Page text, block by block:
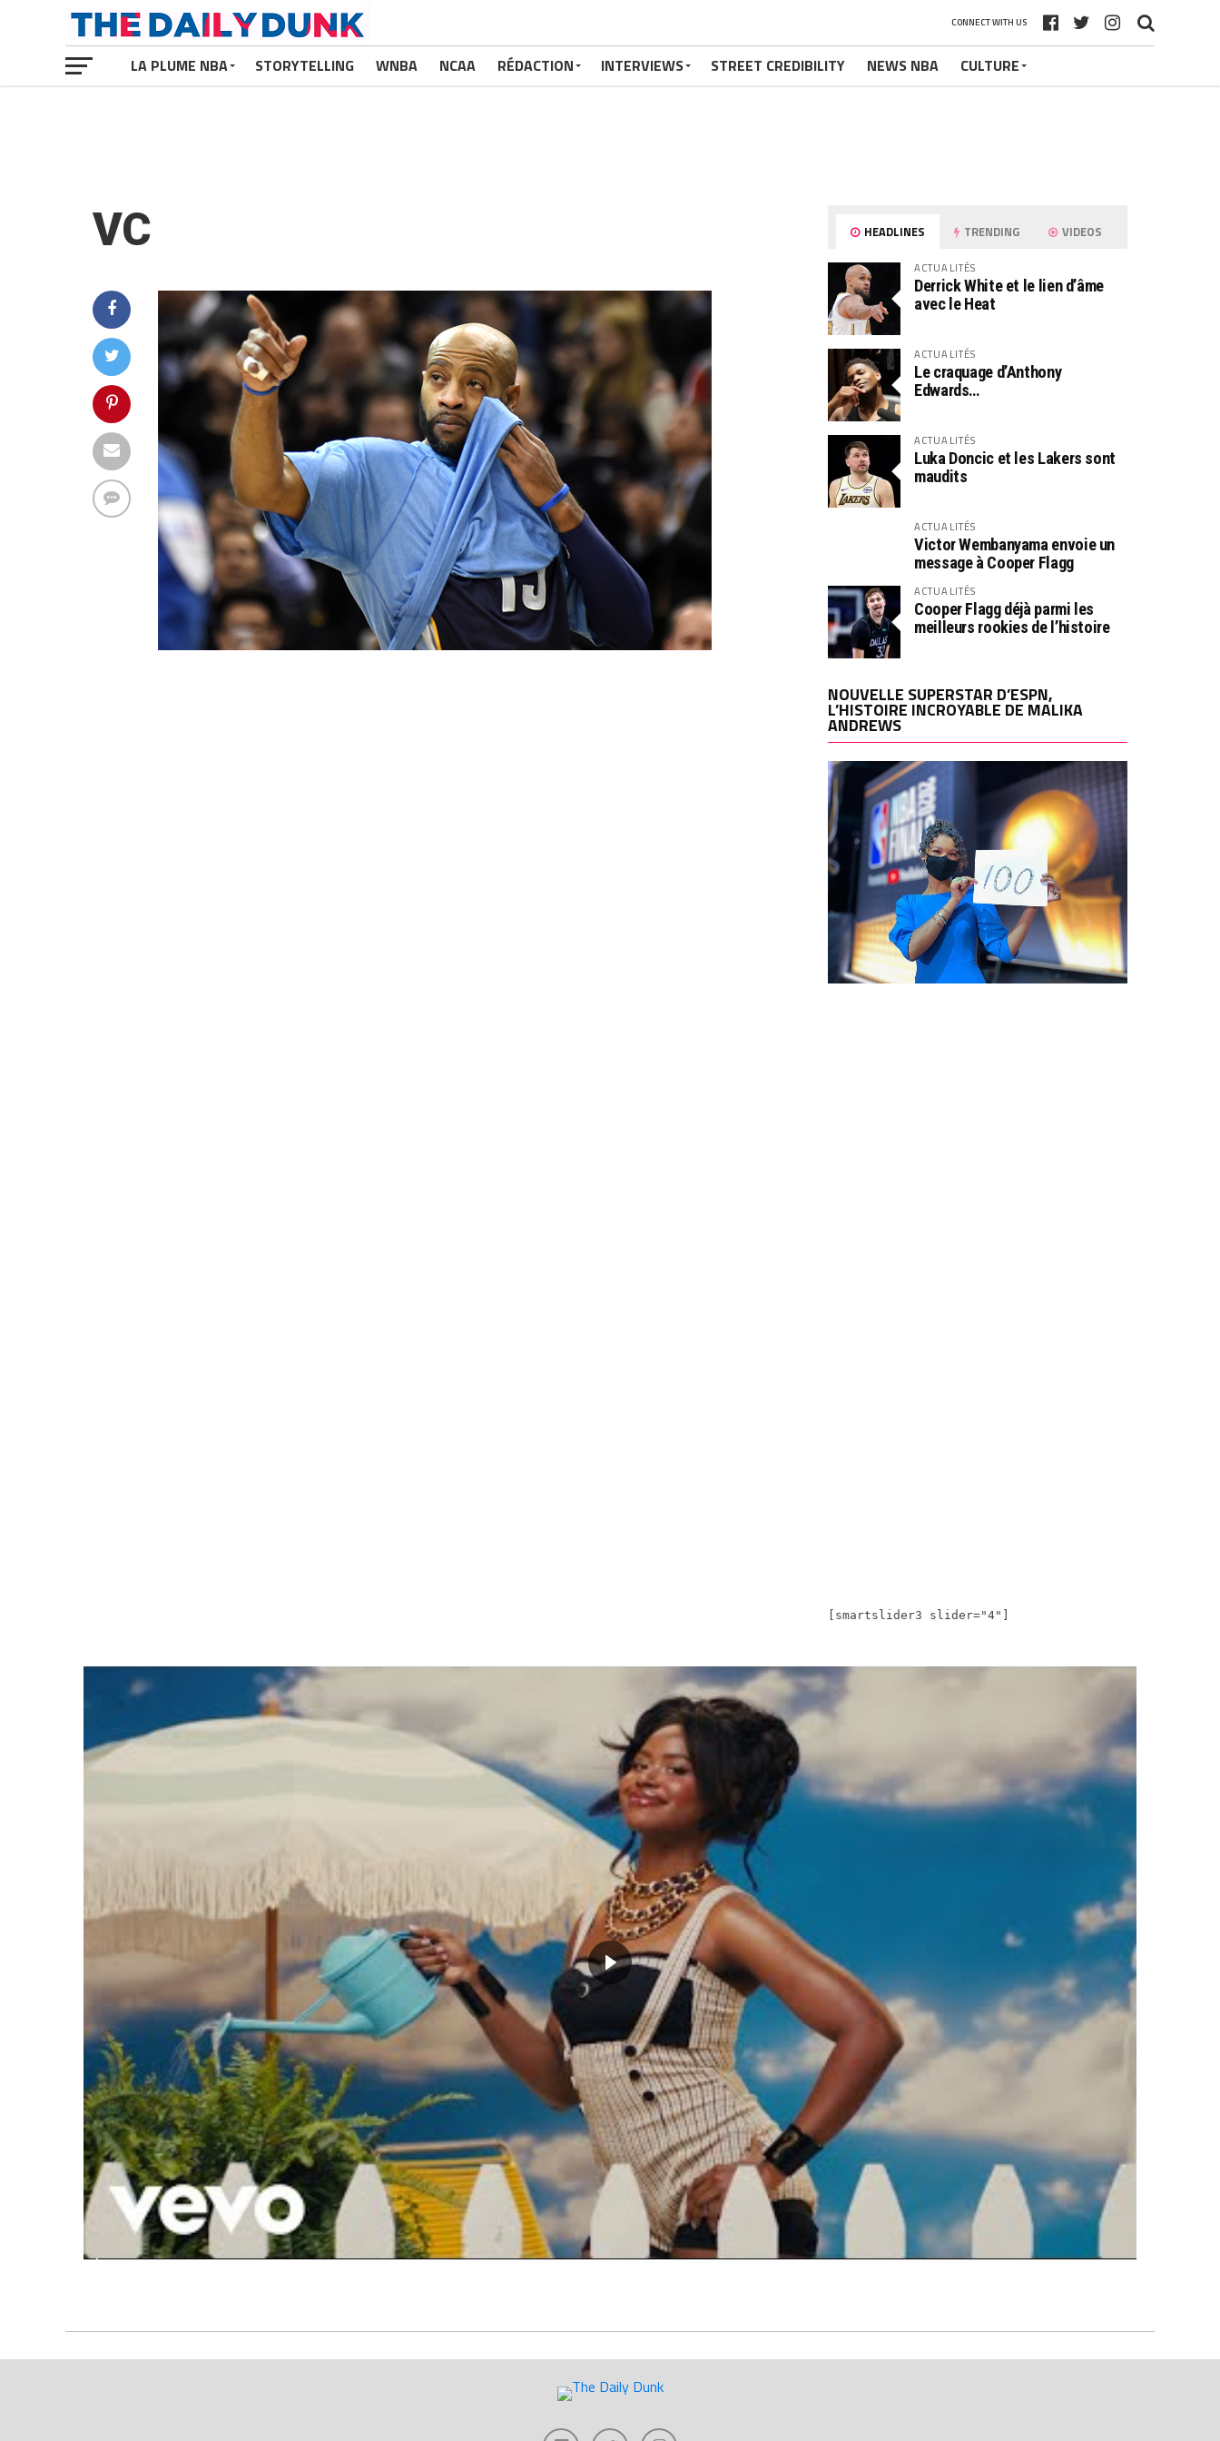
CONNECT WITH US
LA PLUME NBA STORYTELLING WNBA NCAA RÉDACTION INTERVIEWS STREET CREDIBILITY NEWS NBA CULTURE
VC HEADLINES TRENDING VIDEOS
ACTUALITÉS
Derrick White et le lien d’âme
avec le Heat
ACTUALITÉS
Le craquage d’Anthony
Edwards…
ACTUALITÉS
Luka Doncic et les Lakers sont
maudits
ACTUALITÉS
Victor Wembanyama envoie un
message à Cooper Flagg
ACTUALITÉS
Cooper Flagg déjà parmi les
meilleurs rookies de l’histoire
NOUVELLE SUPERSTAR D’ESPN,
L’HISTOIRE INCROYABLE DE MALIKA
ANDREWS
[smartslider3 slider="4"]